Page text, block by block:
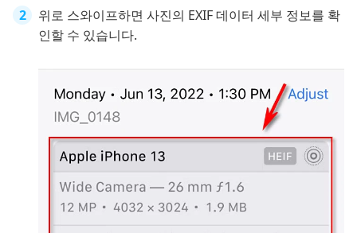
위로 스와이프하면 사진의 EXIF 데이터 세부 정보를 확
인할 수 있습니다.